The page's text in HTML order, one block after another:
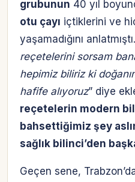
grubunun 40 yıl
otu çayı içtiklerini ve
yaşamadığını
reçetelerini sorsam
hepimiz biliriz ki
hafife alıyoruz” diye
reçetelerin modern
bahsettiğimiz şey
sağlık bilinci’den
Geçen sene,